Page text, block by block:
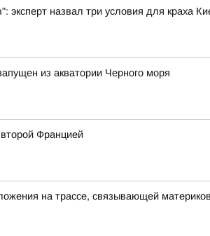
эксперт назвал три условия для краха
из акватории Черного моря
Францией
на трассе, связывающей